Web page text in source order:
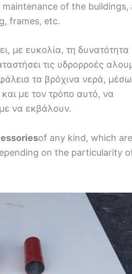
of the buildings,
frames, etc.
με ευκολία, τη δυνατότητα
τις υδρορροές
τα βρόχινα νερά,
με τον τρόπο αυτό, να
να εκβάλουν.
of any kind, which
on the particularity